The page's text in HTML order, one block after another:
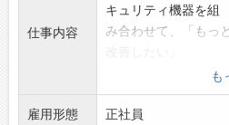
仕事内容
キュリティ機器を組
み合わせて、「もっ
そんな声に寄り添い
えていきます。
<具体的には>
も
雇用形態 正社員